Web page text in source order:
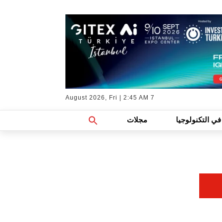
7 August 2026, Fri | 2:45 AM
في التكنولوجيا مجلات
Search
For:
Search Button